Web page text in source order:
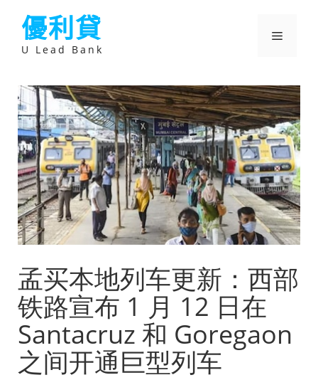
優利貸
U Lead Bank
選
孟买本地列车更新：西部
铁路宣布 1 月 12 日在
Santacruz 和 Goregaon
之间开通巨型列车